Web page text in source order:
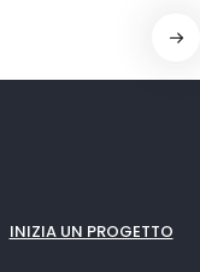
INIZIA UN PROGETTO